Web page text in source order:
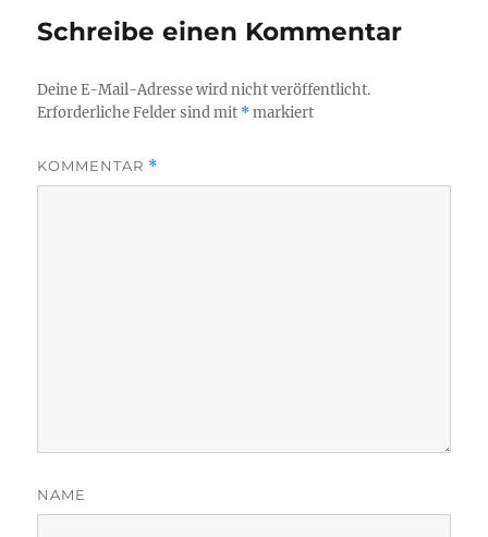
Schreibe einen Kommentar
Deine E-Mail-Adresse wird nicht veröffentlicht.
Erforderliche Felder sind mit *markiert
KOMMENTAR *
NAME